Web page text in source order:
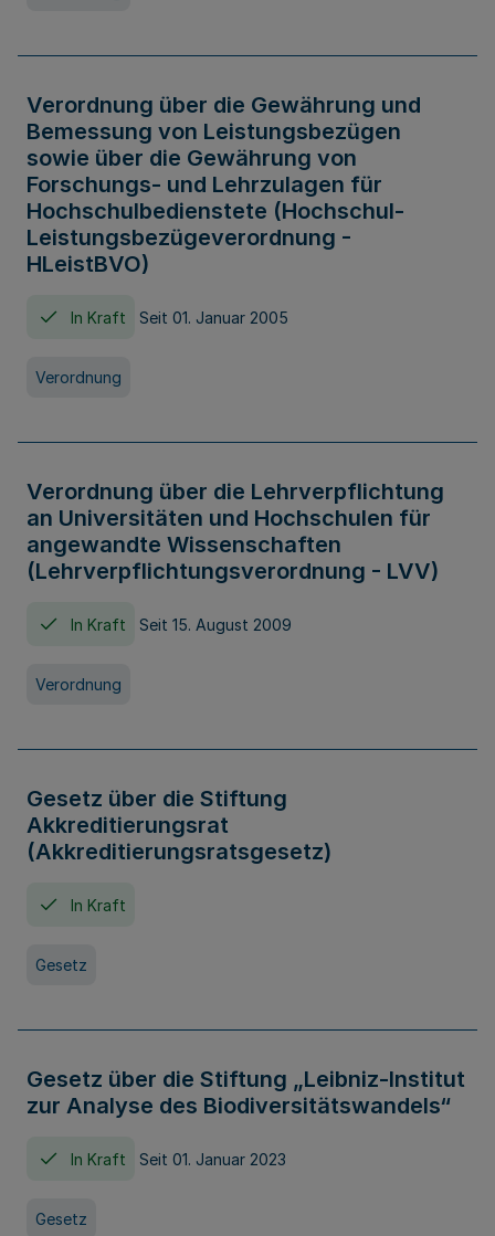
Verordnung über die Gewährung und
Bemessung von Leistungsbezügen
sowie über die Gewährung von
Forschungs- und Lehrzulagen für
Hochschulbedienstete (Hochschul-
Leistungsbezügeverordnung -
HLeistBVO)
In Kraft Seit 01. Januar 2005
Verordnung
Verordnung über die Lehrverpflichtung
an Universitäten und Hochschulen für
angewandte Wissenschaften
(Lehrverpflichtungsverordnung - LVV)
In Kraft Seit 15. August 2009
Verordnung
Gesetz über die Stiftung
Akkreditierungsrat
(Akkreditierungsratsgesetz)
In Kraft
Gesetz
Gesetz über die Stiftung „Leibniz-Institut
zur Analyse des Biodiversitätswandels“
In Kraft Seit 01. Januar 2023
Gesetz